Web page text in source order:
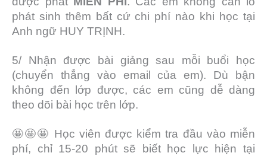
phát sinh thêm bất cứ chi phí nào khi học tại
Anh ngữ HUY TRỊNH.
5/ Nhận được bài giảng sau mỗi buổi học
(chuyển thẳng vào email của em). Dù bận
không đến lớp được, các em cũng dễ dàng
theo dõi bài học trên lớp.
🤩🤩🤩 Học viên được kiểm tra đầu vào miễn
phí, chỉ 15-20 phút sẽ biết học lực hiện tại